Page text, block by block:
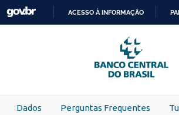
Skip to main content
PARA
O
CONTEÚDO
ACESSO À INFORMAÇÃO
Dados Perguntas Frequentes